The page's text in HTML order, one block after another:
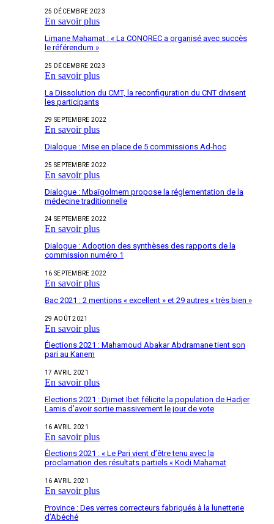
25 DÉCEMBRE 2023
En savoir plus
Limane Mahamat : « La CONOREC a organisé avec succès
le référendum »
25 DÉCEMBRE 2023
En savoir plus
La Dissolution du CMT, la reconfiguration du CNT divisent
les participants
29 SEPTEMBRE 2022
En savoir plus
Dialogue : Mise en place de 5 commissions Ad-hoc
25 SEPTEMBRE 2022
En savoir plus
Dialogue : Mbaïgolmem propose la réglementation de la
médecine traditionnelle
24 SEPTEMBRE 2022
En savoir plus
Dialogue : Adoption des synthèses des rapports de la
commission numéro 1
16 SEPTEMBRE 2022
En savoir plus
Bac 2021 : 2 mentions « excellent » et 29 autres « très bien »
29 AOÛT 2021
En savoir plus
Élections 2021 : Mahamoud Abakar Abdramane tient son
pari au Kanem
17 AVRIL 2021
En savoir plus
Elections 2021 : Djimet Ibet félicite la population de Hadjer
Lamis d’avoir sortie massivement le jour de vote
16 AVRIL 2021
En savoir plus
Élections 2021 : « Le Pari vient d’être tenu avec la
proclamation des résultats partiels « Kodi Mahamat
16 AVRIL 2021
En savoir plus
Province : Des verres correcteurs fabriqués à la lunetterie
d’Abéché